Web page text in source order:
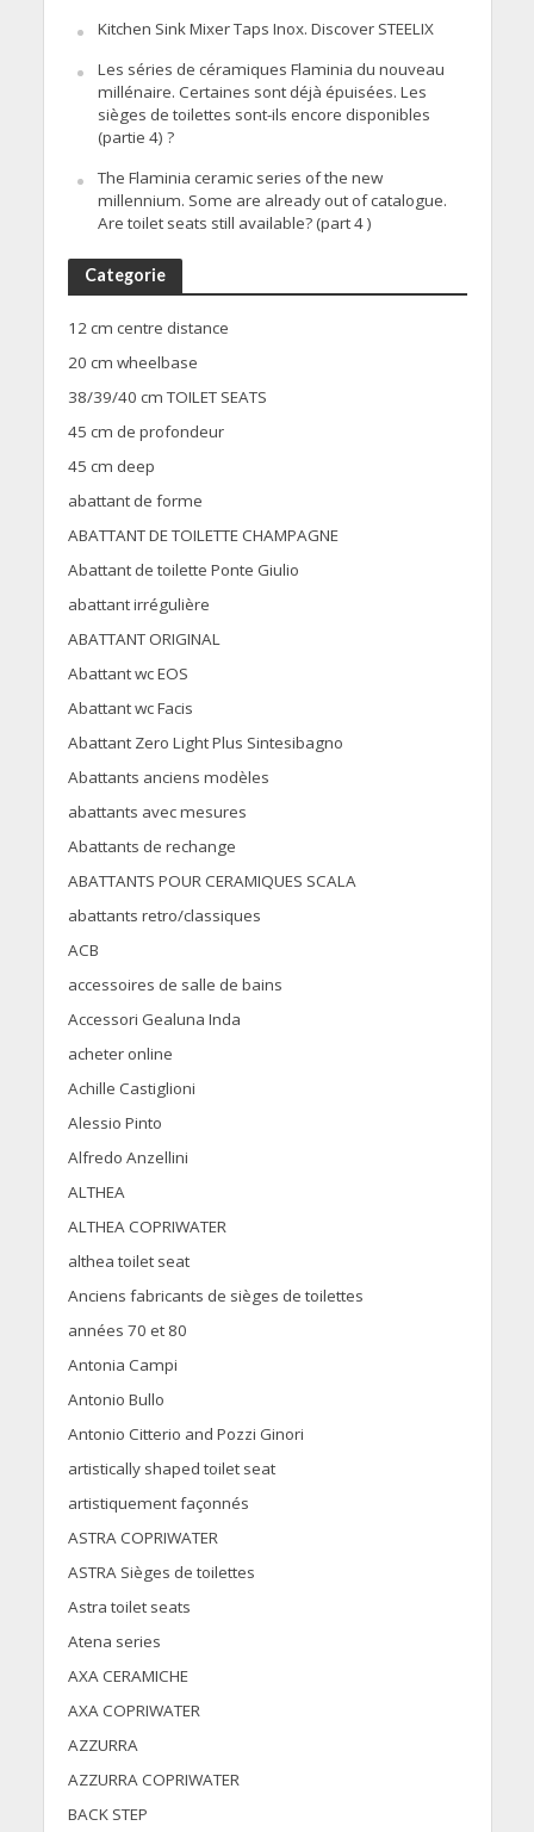
Kitchen Sink Mixer Taps Inox. Discover STEELIX
Les séries de céramiques Flaminia du nouveau
millénaire. Certaines sont déjà épuisées. Les
sièges de toilettes sont-ils encore disponibles
(partie 4) ?
The Flaminia ceramic series of the new
millennium. Some are already out of catalogue.
Are toilet seats still available? (part 4 )
Categorie
12 cm centre distance
20 cm wheelbase
38/39/40 cm TOILET SEATS
45 cm de profondeur
45 cm deep
abattant de forme
ABATTANT DE TOILETTE CHAMPAGNE
Abattant de toilette Ponte Giulio
abattant irrégulière
ABATTANT ORIGINAL
Abattant wc EOS
Abattant wc Facis
Abattant Zero Light Plus Sintesibagno
Abattants anciens modèles
abattants avec mesures
Abattants de rechange
ABATTANTS POUR CERAMIQUES SCALA
abattants retro/classiques
ACB
accessoires de salle de bains
Accessori Gealuna Inda
acheter online
Achille Castiglioni
Alessio Pinto
Alfredo Anzellini
ALTHEA
ALTHEA COPRIWATER
althea toilet seat
Anciens fabricants de sièges de toilettes
années 70 et 80
Antonia Campi
Antonio Bullo
Antonio Citterio and Pozzi Ginori
artistically shaped toilet seat
artistiquement façonnés
ASTRA COPRIWATER
ASTRA Sièges de toilettes
Astra toilet seats
Atena series
AXA CERAMICHE
AXA COPRIWATER
AZZURRA
AZZURRA COPRIWATER
BACK STEP